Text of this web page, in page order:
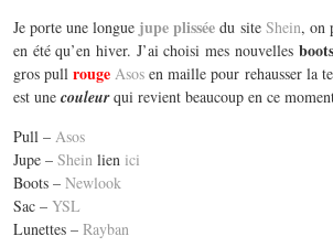
Je porte une longue jupe plissée du site Shein, on
en été qu’en hiver. J’ai choisi mes nouvelles boots
gros pullrouge Asos en maille pour rehausser la
est une couleurqui revient beaucoup en ce
Pull – Asos
Jupe – Shein lien ici
Boots – Newlook
Sac – YSL
Lunettes – Rayban